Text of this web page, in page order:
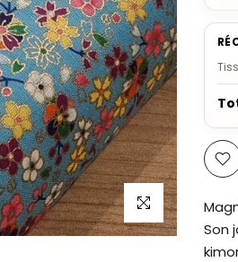
Cliquez pour
Son